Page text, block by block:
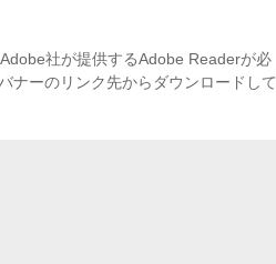
社が提供するAdobe Readerが必
ナーのリンク先からダウンロードして